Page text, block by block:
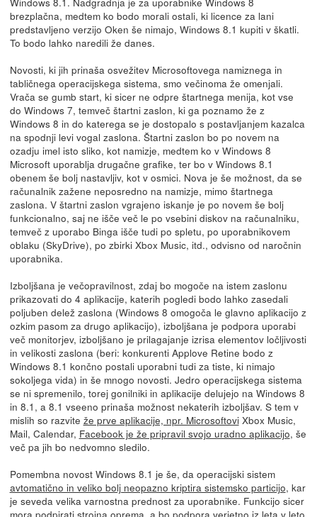
brezplačna, medtem ko bodo morali ostali, ki licence za lani
predstavljeno verzijo Oken še nimajo, Windows 8.1 kupiti v škatli.
To bodo lahko naredili že danes.
Novosti, ki jih prinaša osvežitev Microsoftovega namiznega in
tabličnega operacijskega sistema, smo večinoma že omenjali.
Vrača se gumb start, ki sicer ne odpre štartnega menija, kot vse
do Windows 7, temveč štartni zaslon, ki ga poznamo že z
Windows 8 in do katerega se je dostopalo s postavljanjem kazalca
na spodnji levi vogal zaslona. Štartni zaslon bo po novem na
ozadju imel isto sliko, kot namizje, medtem ko v Windows 8
Microsoft uporablja drugačne grafike, ter bo v Windows 8.1
obenem še bolj nastavljiv, kot v osmici. Nova je še možnost, da se
računalnik zažene neposredno na namizje, mimo štartnega
zaslona. V štartni zaslon vgrajeno iskanje je po novem še bolj
funkcionalno, saj ne išče več le po vsebini diskov na računalniku,
temveč z uporabo Binga išče tudi po spletu, po uporabnikovem
oblaku (SkyDrive), po zbirki Xbox Music, itd., odvisno od naročnin
uporabnika.
Izboljšana je večopravilnost, zdaj bo mogoče na istem zaslonu
prikazovati do 4 aplikacije, katerih pogledi bodo lahko zasedali
poljuben delež zaslona (Windows 8 omogoča le glavno aplikacijo z
ozkim pasom za drugo aplikacijo), izboljšana je podpora uporabi
več monitorjev, izboljšano je prilagajanje izrisa elementov ločljivosti
in velikosti zaslona (beri: konkurenti Applove Retine bodo z
Windows 8.1 končno postali uporabni tudi za tiste, ki nimajo
sokoljega vida) in še mnogo novosti. Jedro operacijskega sistema
se ni spremenilo, torej gonilniki in aplikacije delujejo na Windows 8
in 8.1, a 8.1 vseeno prinaša možnost nekaterih izboljšav. S tem v
mislih so razvite že prve aplikacije, npr. MicrosoftoviXbox Music,
Mail, Calendar, Facebook je že pripravil svojo uradno aplikacijo, še
več pa jih bo nedvomno sledilo.
Pomembna novost Windows 8.1 je še, da operacijski sistem
avtomatično in veliko bolj neopazno kriptira sistemsko particijo, kar
je seveda velika varnostna prednost za uporabnike. Funkcijo sicer